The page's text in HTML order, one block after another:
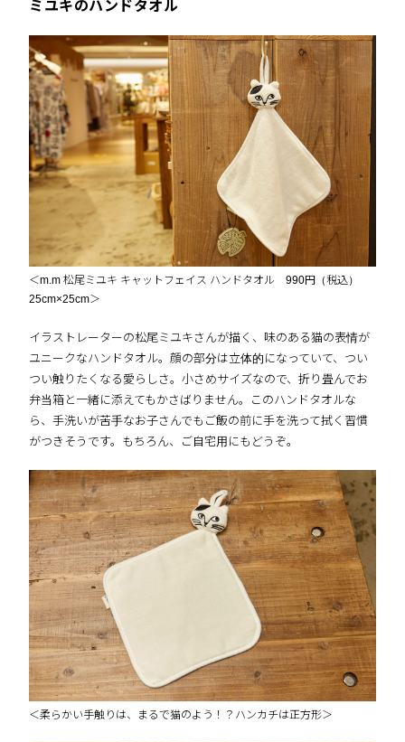
ミユキのハンドタオル
＜m.m 松尾ミユキ キャットフェイス ハンドタオル 990円（税込）
25cm×25cm＞
イラストレーターの松尾ミユキさんが描く、味のある猫の表情が
ユニークなハンドタオル。顔の部分は立体的になっていて、つい
つい触りたくなる愛らしさ。小さめサイズなので、折り畳んでお
弁当箱と一緒に添えてもかさばりません。このハンドタオルな
ら、手洗いが苦手なお子さんでもご飯の前に手を洗って拭く習慣
がつきそうです。もちろん、ご自宅用にもどうぞ。
＜柔らかい手触りは、まるで猫のよう！？ハンカチは正方形＞